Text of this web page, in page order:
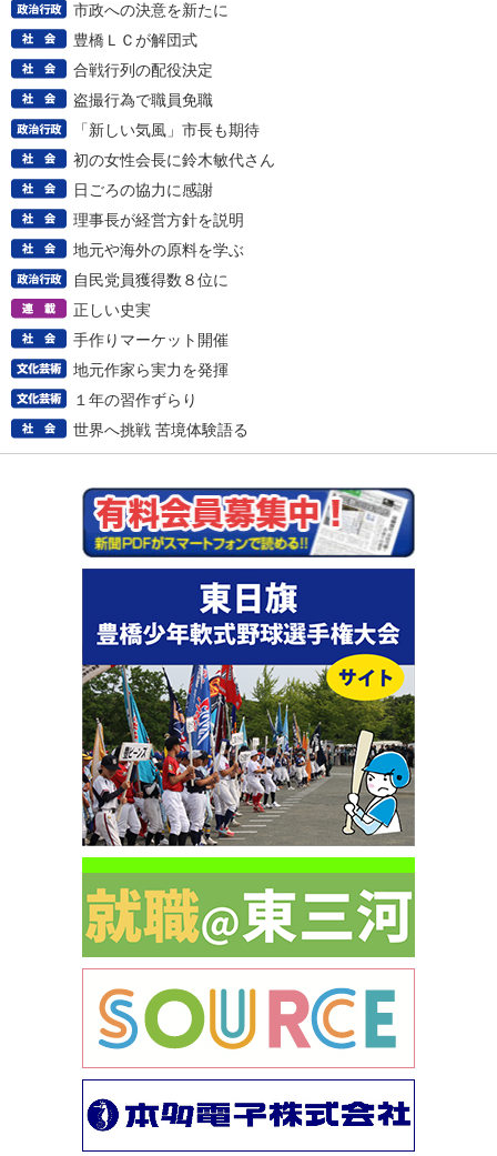
市政への決意を新たに
豊橋ＬＣが解団式
合戦行列の配役決定
盗撮行為で職員免職
「新しい気風」市長も期待
初の女性会長に鈴木敏代さん
日ごろの協力に感謝
理事長が経営方針を説明
地元や海外の原料を学ぶ
自民党員獲得数８位に
正しい史実
手作りマーケット開催
地元作家ら実力を発揮
１年の習作ずらり
世界へ挑戦 苦境体験語る